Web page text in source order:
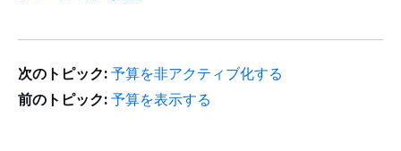
次のトピック: 予算を非アクティブ化する
前のトピック: 予算を表示する